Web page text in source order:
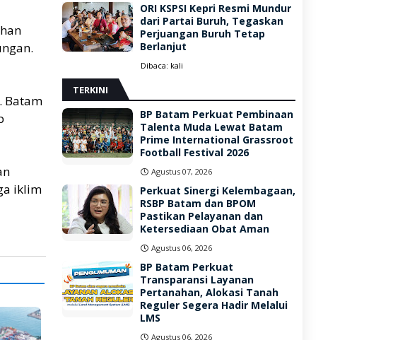
Batam
iklim
ORI KSPSI Kepri Resmi Mundur
dari Partai Buruh, Tegaskan
Perjuangan Buruh Tetap
Berlanjut
Dibaca: kali
TERKINI
BP Batam Perkuat Pembinaan
Talenta Muda Lewat Batam
Prime International Grassroot
Football Festival 2026
Agustus 07, 2026
Perkuat Sinergi Kelembagaan,
RSBP Batam dan BPOM
Pastikan Pelayanan dan
Ketersediaan Obat Aman
Agustus 06, 2026
BP Batam Perkuat
Transparansi Layanan
Pertanahan, Alokasi Tanah
Reguler Segera Hadir Melalui
LMS
Agustus 06, 2026